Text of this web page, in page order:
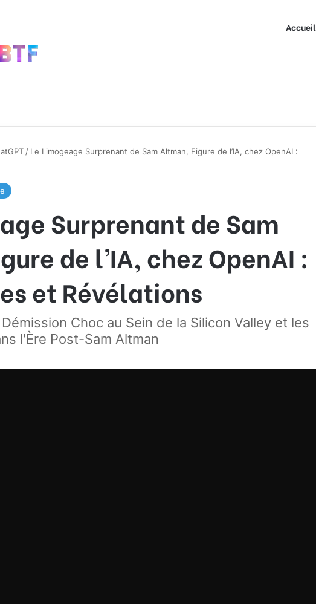
Accueil
/ Le Limogeage Surprenant de Sam Altman, Figure de l’IA, chez OpenAI :
Surprenant de Sam
de l’IA, chez OpenAI :
et Révélations
Choc au Sein de la Silicon Valley et les
l'Ère Post-Sam Altman